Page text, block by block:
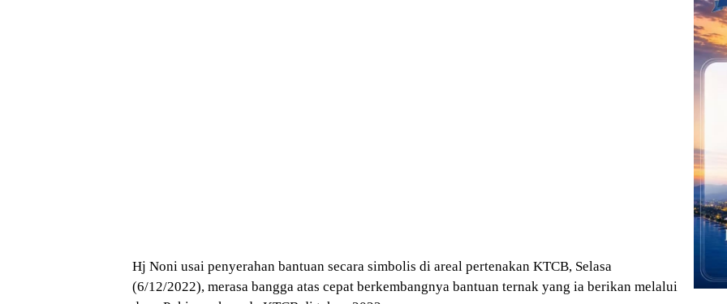
Hj Noni usai penyerahan bantuan secara simbolis di areal pertenakan KTCB, Selasa
(6/12/2022), merasa bangga atas cepat berkembangnya bantuan ternak yang ia berikan melalui